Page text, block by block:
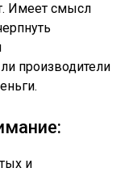
Имеет смысл
производители
и